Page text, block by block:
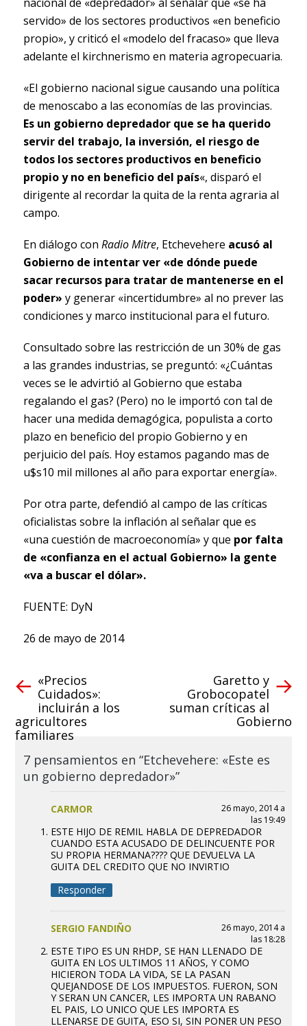
servido» de los sectores productivos «en beneficio
propio», y criticó el «modelo del fracaso» que lleva
adelante el kirchnerismo en materia agropecuaria.
«El gobierno nacional sigue causando una política
de menoscabo a las economías de las provincias.
Es un gobierno depredador que se ha querido
servir del trabajo, la inversión, el riesgo de
todos los sectores productivos en beneficio
propio y no en beneficio del país«, disparó el
dirigente al recordar la quita de la renta agraria al
campo.
En diálogo con Radio Mitre, Etchevehere acusó al
Gobierno de intentar ver «de dónde puede
sacar recursos para tratar de mantenerse en el
poder» y generar «incertidumbre» al no prever las
condiciones y marco institucional para el futuro.
Consultado sobre las restricción de un 30% de gas
a las grandes industrias, se preguntó: «¿Cuántas
veces se le advirtió al Gobierno que estaba
regalando el gas? (Pero) no le importó con tal de
hacer una medida demagógica, populista a corto
plazo en beneficio del propio Gobierno y en
perjuicio del país. Hoy estamos pagando mas de
u$s10 mil millones al año para exportar energía».
Por otra parte, defendió al campo de las críticas
oficialistas sobre la inflación al señalar que es
«una cuestión de macroeconomía» y que por falta
de «confianza en el actual Gobierno» la gente
«va a buscar el dólar».
FUENTE: DyN
26 de mayo de 2014
«Precios
Cuidados»:
incluirán a los
agricultores
familiares
Garetto y
Grobocopatel
suman críticas al
Gobierno
7 pensamientos en “Etchevehere: «Este es
un gobierno depredador»”
CARMOR
26 mayo, 2014 a
las 19:49
ESTE HIJO DE REMIL HABLA DE DEPREDADOR
CUANDO ESTA ACUSADO DE DELINCUENTE POR
SU PROPIA HERMANA???? QUE DEVUELVA LA
GUITA DEL CREDITO QUE NO INVIRTIO
Responder
SERGIO FANDIÑO
26 mayo, 2014 a
las 18:28
ESTE TIPO ES UN RHDP, SE HAN LLENADO DE
GUITA EN LOS ULTIMOS 11 AÑOS, Y COMO
HICIERON TODA LA VIDA, SE LA PASAN
QUEJANDOSE DE LOS IMPUESTOS. FUERON, SON
Y SERAN UN CANCER, LES IMPORTA UN RABANO
EL PAIS, LO UNICO QUE LES IMPORTA ES
LLENARSE DE GUITA, ESO SI, SIN PONER UN PESO